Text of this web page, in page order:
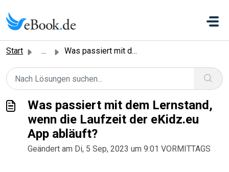
Start ... Was passiert mit dem Lernstand, wenn die Laufzeit der eKi...
Was passiert mit dem Lernstand,
wenn die Laufzeit der eKidz.eu
App abläuft?
Geändert am Di, 5 Sep, 2023 um 9:01 VORMITTAGS